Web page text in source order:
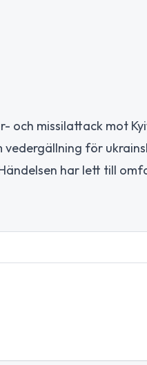
missilattack mot
vedergällning för
har lett till